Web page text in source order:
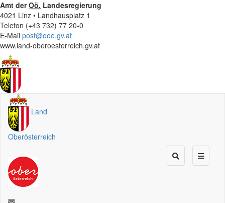
Amt derOö. Landesregierung
4021 Linz • Landhausplatz 1
Telefon (+43 732) 77 20-0
E-Mail post@ooe.gv.at
www.land-oberoesterreich.gv.at
Land
Oberösterreich